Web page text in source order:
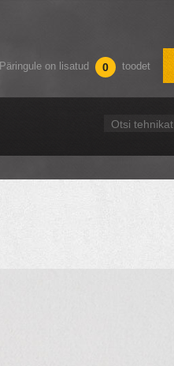
Päringule on lisatud 0 toodet
Otsi tehnikat